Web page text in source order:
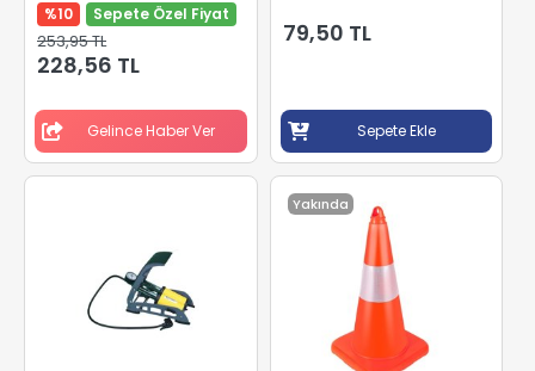
%10 Sepete Özel Fiyat
253,95 TL
228,56 TL
Gelince Haber Ver
Cam Gölgelik
79,50 TL
Sepete Ekle
Yakında